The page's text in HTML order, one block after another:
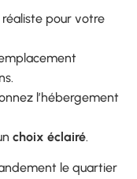
pour votre
l’hébergement
choix éclairé.
le quartier